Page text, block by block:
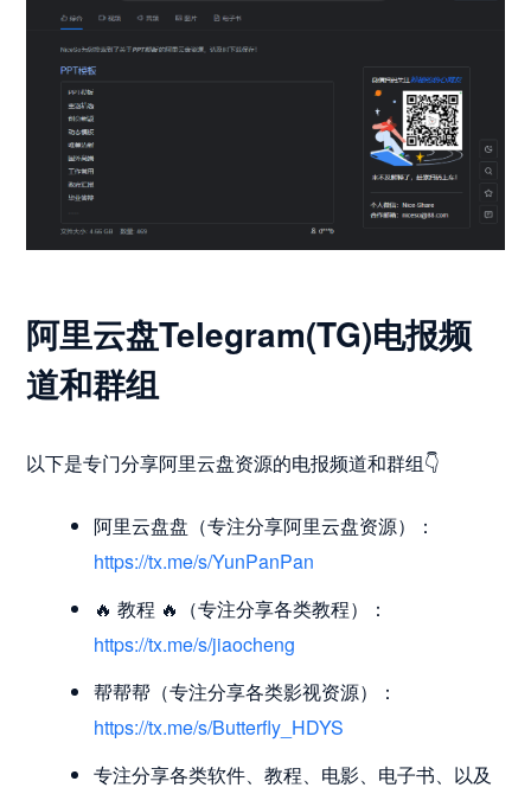
阿里云盘Telegram(TG)电报频
道和群组
以下是专门分享阿里云盘资源的电报频道和群组👇
阿里云盘盘（专注分享阿里云盘资源）：
https://tx.me/s/YunPanPan
🔥 教程 🔥（专注分享各类教程）：
https://tx.me/s/jiaocheng
帮帮帮（专注分享各类影视资源）：
https://tx.me/s/Butterfly_HDYS
专注分享各类软件、教程、电影、电子书、以及